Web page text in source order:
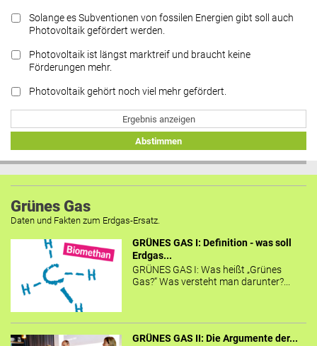
Solange es Subventionen von fossilen Energien gibt soll auch
Photovoltaik gefördert werden.
Photovoltaik ist längst marktreif und braucht keine
Förderungen mehr.
Photovoltaik gehört noch viel mehr gefördert.
Ergebnis anzeigen
Abstimmen
Grünes Gas
Daten und Fakten zum Erdgas-Ersatz.
GRÜNES GAS I: Definition - was soll
Erdgas...
GRÜNES GAS I: Was heißt „Grünes
Gas?“ Was versteht man darunter?...
GRÜNES GAS II: Die Argumente der...